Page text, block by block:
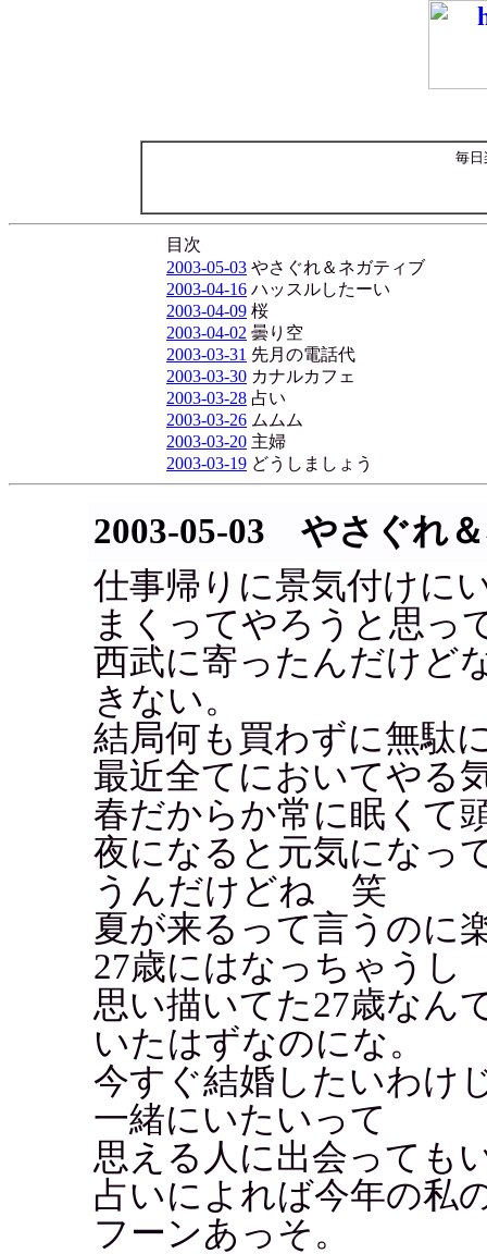
毎日
目次
2003-05-03 やさぐれ＆ネガティブ
2003-04-16 ハッスルしたーい
2003-04-09 桜
2003-04-02 曇り空
2003-03-31 先月の電話代
2003-03-30 カナルカフェ
2003-03-28 占い
2003-03-26 ムムム
2003-03-20 主婦
2003-03-19 どうしましょう
2003-05-03 やさぐれ
仕事帰りに景気付けに
まくってやろうと思っ
西武に寄ったんだけど
きない。
結局何も買わずに無駄
最近全てにおいてやる
春だからか常に眠くて
夜になると元気になっ
うんだけどね 笑
夏が来るって言うのに
27歳にはなっちゃうし
思い描いてた27歳なん
いたはずなのにな。
今すぐ結婚したいわけ
一緒にいたいって
思える人に出会っても
占いによれば今年の私
フーンあっそ。